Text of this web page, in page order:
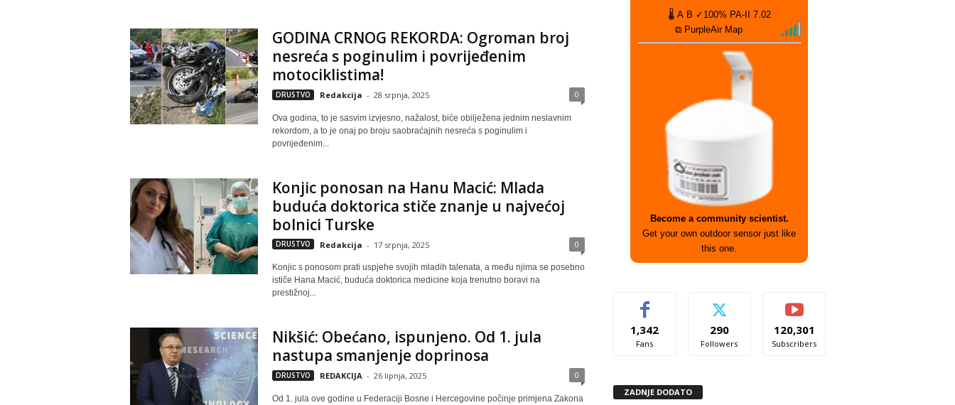
GODINA CRNOG REKORDA: Ogroman broj
nesreća s poginulim i povrijeđenim
motociklistima!
DRUSTVO Redakcija - 28 srpnja, 2025 0
Ova godina, to je sasvim izvjesno, nažalost, biće obilježena jednim neslavnim
rekordom, a to je onaj po broju saobraćajnih nesreća s poginulim i
povrijeđenim...
Konjic ponosan na Hanu Macić: Mlada
buduća doktorica stiče znanje u najvećoj
bolnici Turske
DRUSTVO Redakcija - 17 srpnja, 2025 0
Konjic s ponosom prati uspjehe svojih mladih talenata, a među njima se posebno
ističe Hana Macić, buduća doktorica medicine koja trenutno boravi na
prestižnoj...
Nikšić: Obećano, ispunjeno. Od 1. jula
nastupa smanjenje doprinosa
DRUSTVO REDAKCIJA - 26 lipnja, 2025 0
Od 1. jula ove godine u Federaciji Bosne i Hercegovine počinje primjena Zakona
🌡 A B ✓100% PA-II
7.02
⧉ PurpleAir Map
Become a community scientist.
Get your own outdoor sensor just like
this one.
1,342
Fans
290
Followers
120,301
Subscribers
ZADNJE DODATO